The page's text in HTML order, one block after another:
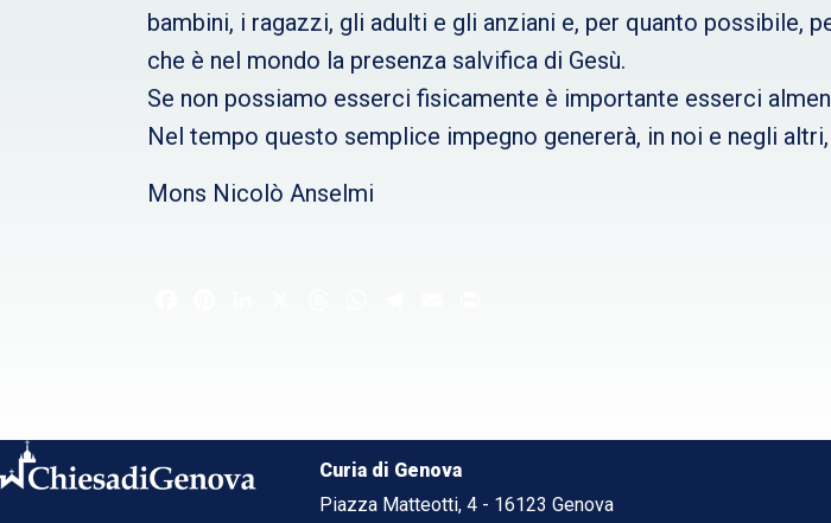
bambini, i ragazzi, gli adulti e gli anziani e, per quanto possibile,
che è nel mondo la presenza salvifica di Gesù.
Se non possiamo esserci fisicamente è importante esserci
Nel tempo questo semplice impegno genererà, in noi e negli
Mons Nicolò Anselmi
Curia di Genova
Piazza Matteotti, 4 - 16123 Genova